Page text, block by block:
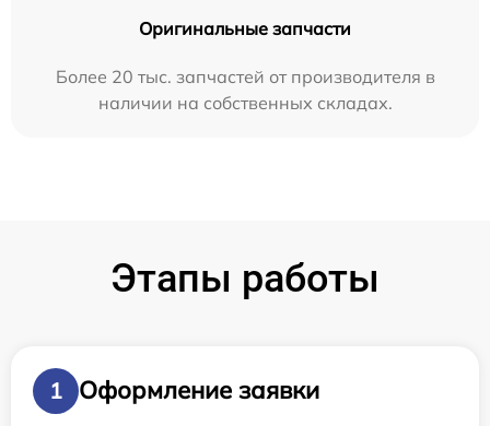
Оригинальные запчасти
Более 20 тыс. запчастей от производителя в
наличии на собственных складах.
Этапы работы
1
Оформление заявки